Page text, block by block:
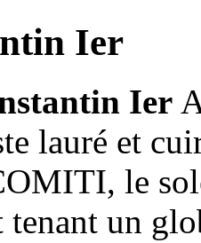
Ier
Ier
lauré et
le
un